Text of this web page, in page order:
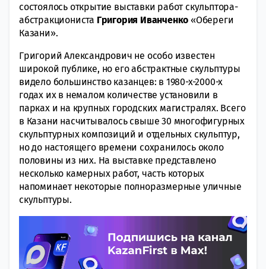
состоялось открытие выставки работ скульптора-
абстракциониста Григория Иванченко «Обереги
Казани».
Григорий Александрович не особо известен
широкой публике, но его абстрактные скульптуры
видело большинство казанцев: в 1980-х-2000-х
годах их в немалом количестве установили в
парках и на крупных городских магистралях. Всего
в Казани насчитывалось свыше 30 многофигурных
скульптурных композиций и отдельных скульптур,
но до настоящего времени сохранилось около
половины из них. На выставке представлено
несколько камерных работ, часть которых
напоминает некоторые полноразмерные уличные
скульптуры.